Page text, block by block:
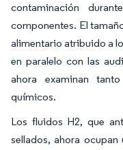
contaminación
componentes. El
alimentario atribuido a
en paralelo con las
ahora examinan
químicos.
Los fluidos H2, que
sellados, ahora